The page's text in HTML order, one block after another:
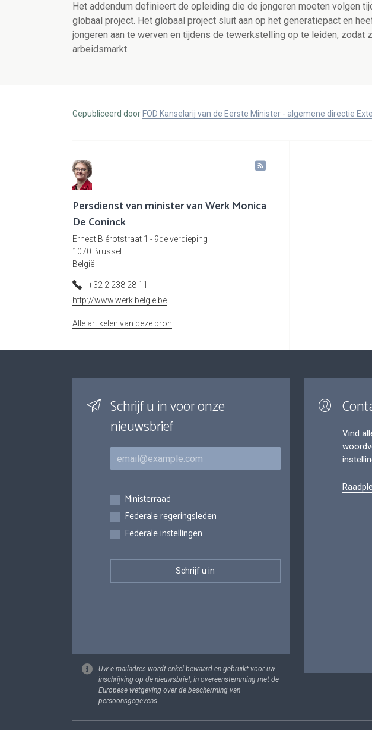
Het addendum definieert de opleiding die de jongeren moeten volgen
globaal project. Het globaal project sluit aan op het generatiepact en
jongeren aan te werven en tijdens de tewerkstelling op te leiden, zodat
arbeidsmarkt.
Gepubliceerd door FOD Kanselarij van de Eerste Minister - algemene directie
Persdienst van minister van Werk Monica
De Coninck
Ernest Blérotstraat 1 - 9de verdieping
1070 Brussel
België
+32 2 238 28 11
http://www.werk.belgie.be
Alle artikelen van deze bron
Schrijf u in voor onze
nieuwsbrief
E-mail
Inschrijvingen
Ministerraad
Federale regeringsleden
Federale instellingen
Uw e-mailadres wordt enkel bewaard en gebruikt voor uw
inschrijving op de nieuwsbrief, in overeenstemming met de
Europese wetgeving over de bescherming van
persoonsgegevens.
Vind